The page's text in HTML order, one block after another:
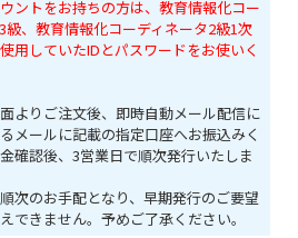
ントをお持ちの方は、教育情報化コー
級、教育情報化コーディネータ2級1次
用していたIDとパスワードをお使いく
よりご注文後、即時自動メール配信に
メールに記載の指定口座へお振込みく
確認後、3営業日で順次発行いたしま
次のお手配となり、早期発行のご要望
できません。予めご了承ください。